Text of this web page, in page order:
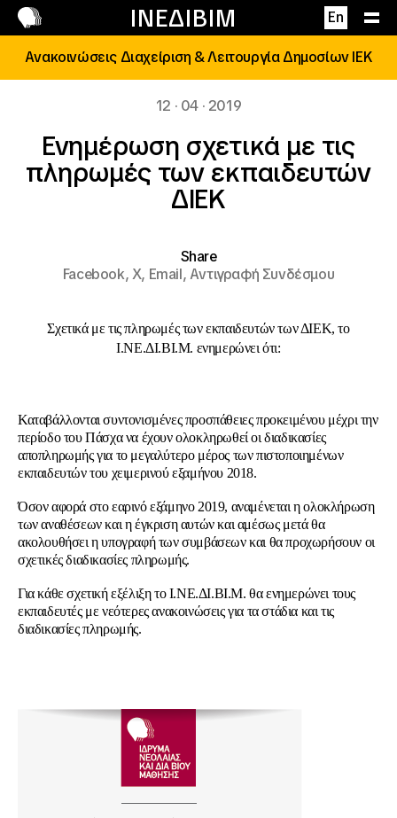
ΙΝΕΔΙΒΙΜ En
Επικοινωνία
Ανακοινώσεις Διαχείριση & Λειτουργία Δημοσίων ΙΕΚ
12 · 04 · 2019
Ενημέρωση σχετικά με τις
πληρωμές των εκπαιδευτών
ΔΙΕΚ
Share
Facebook,X, Email,Αντιγραφή Συνδέσμου
Σχετικά με τις πληρωμές των εκπαιδευτών των ΔΙΕΚ, το
Ι.ΝΕ.ΔΙ.ΒΙ.Μ. ενημερώνει ότι:
Καταβάλλονται συντονισμένες προσπάθειες προκειμένου μέχρι την
περίοδο του Πάσχα να έχουν ολοκληρωθεί οι διαδικασίες
αποπληρωμής για το μεγαλύτερο μέρος των πιστοποιημένων
εκπαιδευτών του χειμερινού εξαμήνου 2018.
Όσον αφορά στο εαρινό εξάμηνο 2019, αναμένεται η ολοκλήρωση
των αναθέσεων και η έγκριση αυτών και αμέσως μετά θα
ακολουθήσει η υπογραφή των συμβάσεων και θα προχωρήσουν οι
σχετικές διαδικασίες πληρωμής.
Για κάθε σχετική εξέλιξη το Ι.ΝΕ.ΔΙ.ΒΙ.Μ. θα ενημερώνει τους
εκπαιδευτές με νεότερες ανακοινώσεις για τα στάδια και τις
διαδικασίες πληρωμής.